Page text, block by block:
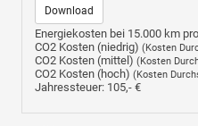
Download
Energiekosten bei 15.000 km
CO2 Kosten (niedrig) (Kosten
CO2 Kosten (mittel) (Kosten
CO2 Kosten (hoch) (Kosten
Jahressteuer: 105,- €